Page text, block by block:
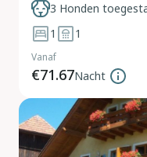
3 Honden
1
1
Vanaf
€71.67Nacht